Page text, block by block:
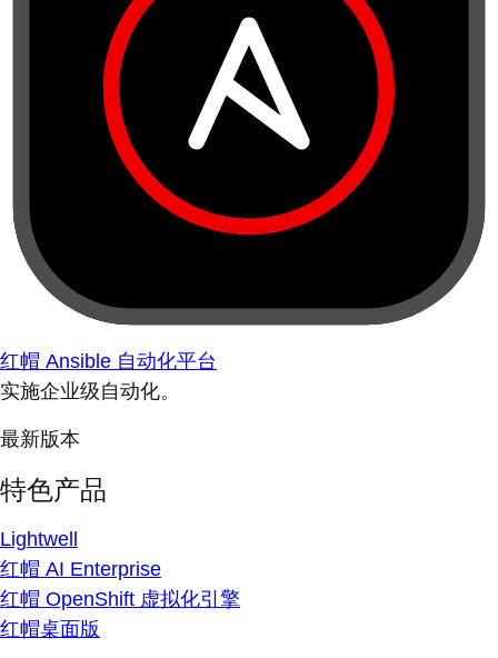
红帽 Ansible 自动化平台
实施企业级自动化。
最新版本
特色产品
Lightwell
红帽 AI Enterprise
红帽 OpenShift 虚拟化引擎
红帽桌面版